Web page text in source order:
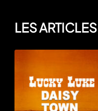
LES ARTICLES